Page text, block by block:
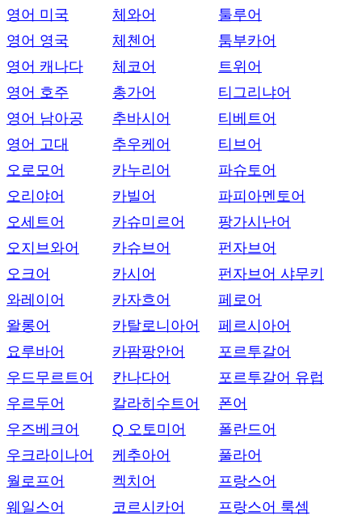
영어 미국
영어 영국
영어 캐나다
영어 호주
영어 남아공
영어 고대
오로모어
오리야어
오세트어
오지브와어
오크어
와레이어
왈롱어
요루바어
우드무르트어
우르두어
우즈베크어
우크라이나어
월로프어
웨일스어
체와어
체첸어
체코어
총가어
추바시어
추우케어
카누리어
카빌어
카슈미르어
카슈브어
카시어
카자흐어
카탈로니아어
카팜팡안어
칸나다어
칼라히수트어
Q 오토미어
케추아어
켁치어
코르시카어
툴루어
툼부카어
트위어
티그리냐어
티베트어
티브어
파슈토어
파피아멘토어
팡가시난어
펀자브어
펀자브어 샤무키
페로어
페르시아어
포르투갈어
포르투갈어 유럽
폰어
폴란드어
풀라어
프랑스어
프랑스어 룩셈